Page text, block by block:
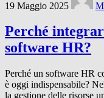
19 Maggio 2025
Perché
software HR?
Perché un software HR
è oggi indispensabile?
la gestione delle risorse